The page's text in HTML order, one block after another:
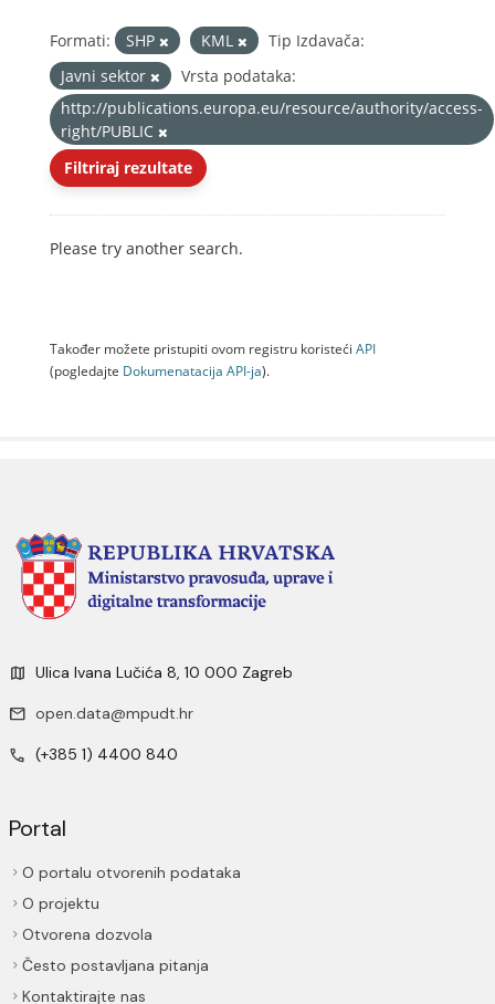
Formati: SHP KML
Tip Izdavača:
Javni sektor
Vrsta podataka:
http://publications.europa.eu/resource/authority/access-
right/PUBLIC
Filtriraj rezultate
Please try another search.
Također možete pristupiti ovom registru koristeći API
(pogledajte Dokumenаtаcijа API-jа).